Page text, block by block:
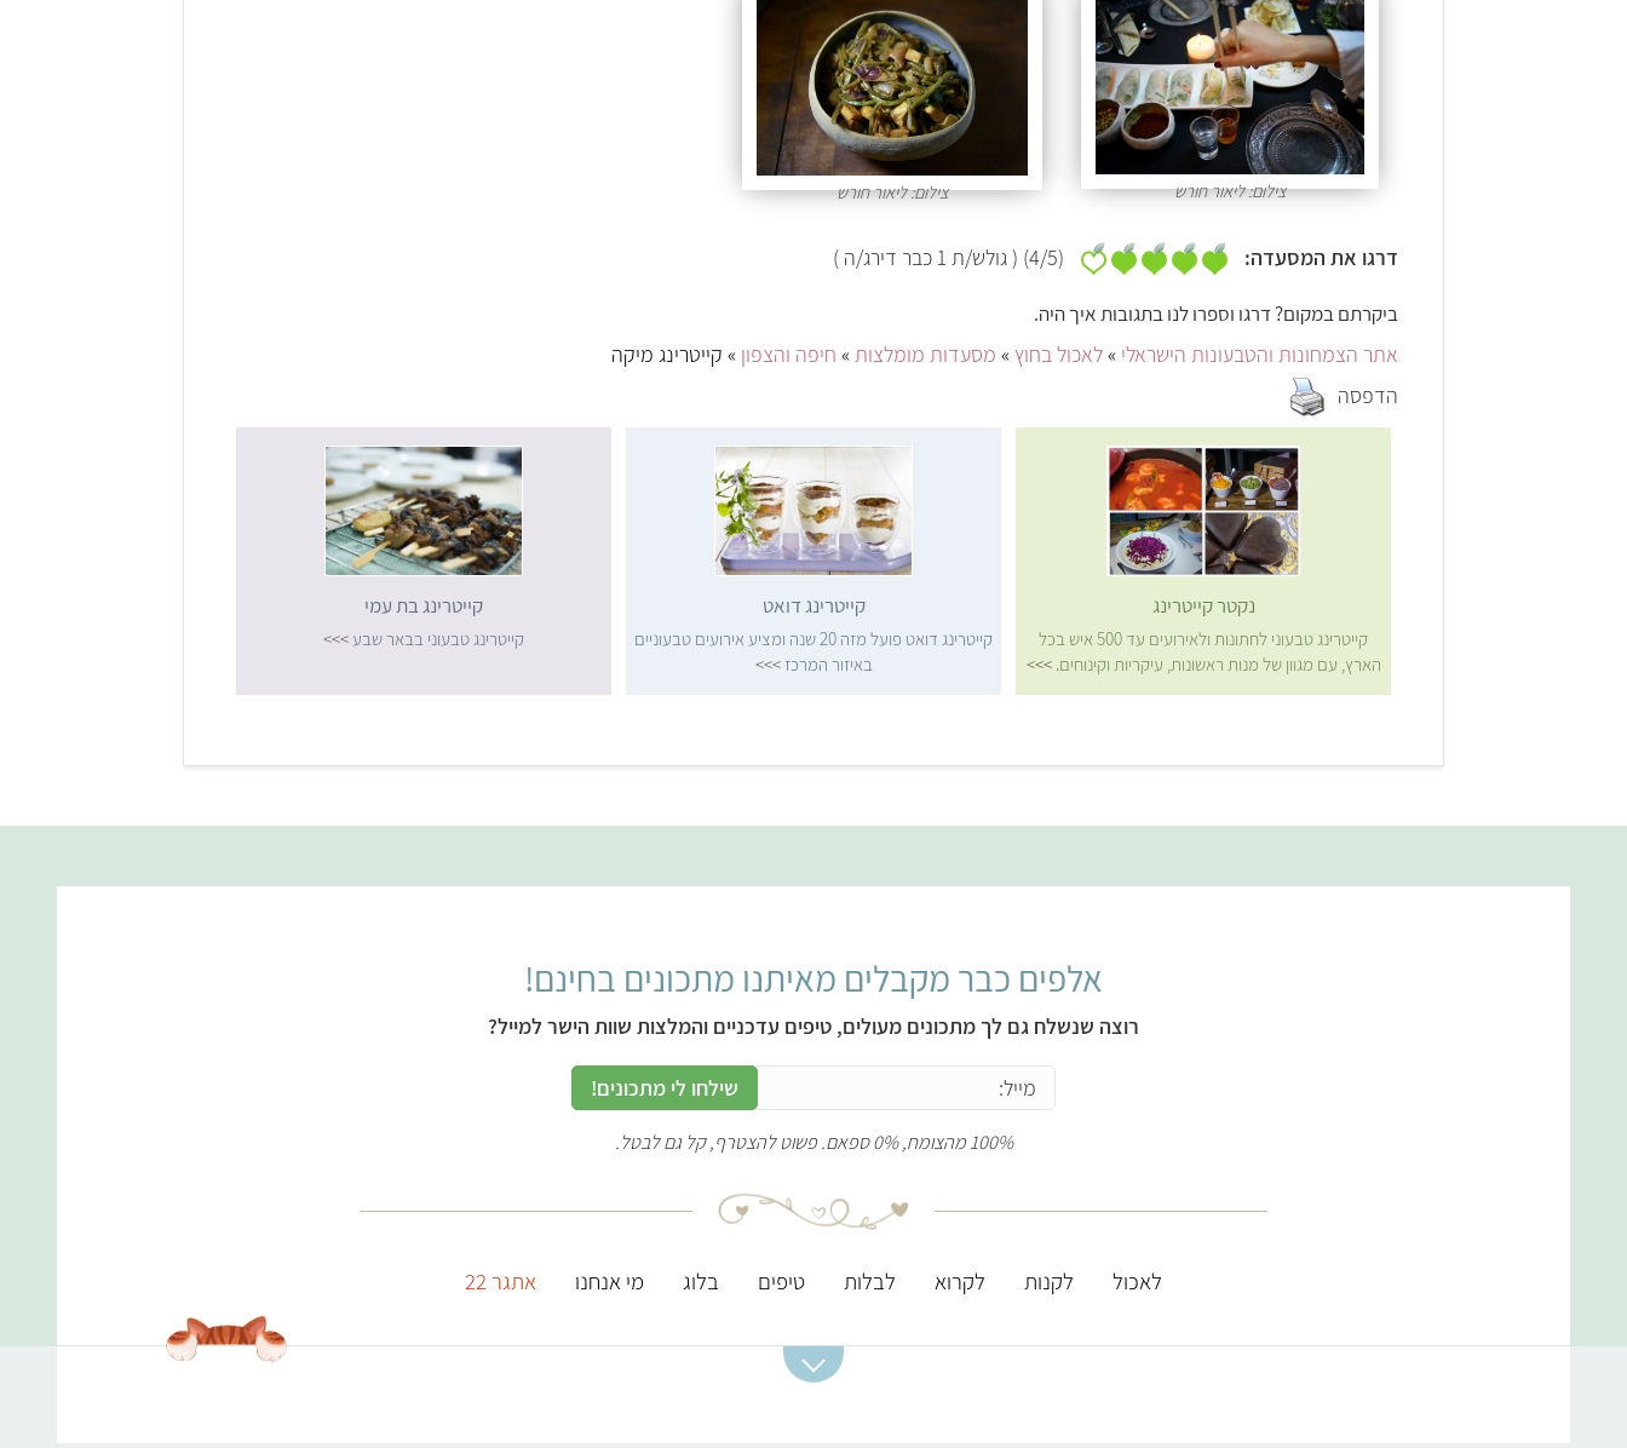
צילום: ליאור חורש צילום: ליאור חורש
דרגו את המסעדה: (
4/5) ( גולש/ת 1 כבר דירג/ה )
ביקרתם במקום? דרגו וספרו לנו בתגובות איך היה.
אתר הצמחונות והטבעונות הישראלי »לאכול בחוץ » מסעדות מומלצות» חיפה והצפון » קייטרינג מיקה
הדפסה
נקטר קייטרינג
קייטרינג טבעוני לחתונות ולאירועים עד 500 איש בכל
הארץ, עם מגוון של מנות ראשונות, עיקריות וקינוחים.>>>
קייטרינג דואט
קייטרינג דואט פועל מזה 20 שנה ומציע אירועים טבעוניים
באיזור המרכז>>>
קייטרינג בת עמי
קייטרינג טבעוני בבאר שבע >>>
אלפים כבר מקבלים מאיתנו מתכונים בחינם!
רוצה שנשלח גם לך מתכונים מעולים, טיפים עדכניים והמלצות שוות הישר למייל?
שילחו לי מתכונים!
100% מהצומח, 0% ספאם. פשוט להצטרף, קל גם לבטל.
לאכול לקנות לקרוא לבלות טיפים בלוג מי אנחנו אתגר 22